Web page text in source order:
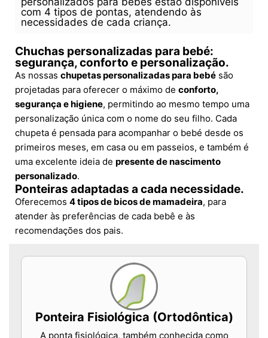
com 4 tipos de pontas, atendendo às
necessidades de cada criança.
Chuchas personalizadas para bebé:
segurança, conforto e personalização.
As nossas chupetas personalizadas para bebé são
projetadas para oferecer o máximo de conforto,
segurança e higiene, permitindo ao mesmo tempo uma
personalização única com o nome do seu filho. Cada
chupeta é pensada para acompanhar o bebé desde os
primeiros meses, em casa ou em passeios, e também é
uma excelente ideia de presente de nascimento
personalizado.
Ponteiras adaptadas a cada necessidade.
Oferecemos 4 tipos de bicos de mamadeira, para
atender às preferências de cada bebê e às
recomendações dos pais.
Ponteira Fisiológica (Ortodôntica)
A ponta fisiológica, também conhecida como